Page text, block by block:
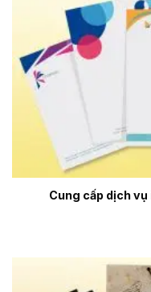
Cung cấp dịch